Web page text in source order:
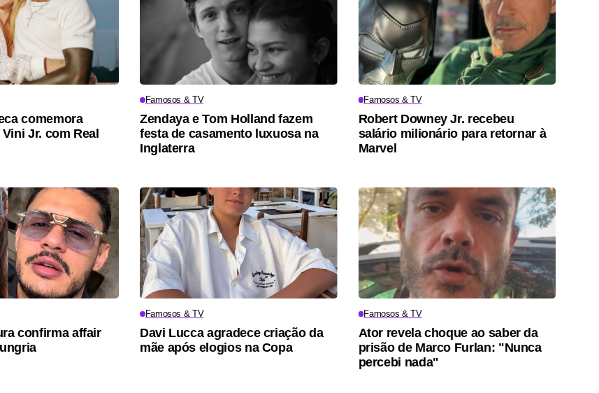
comemora
Jr. com Real
Famosos & TV
Zendaya e Tom Holland fazem
festa de casamento luxuosa na
Inglaterra
Famosos & TV
Robert Downey Jr. recebeu
salário milionário para retornar à
Marvel
confirma affair
Famosos & TV
Davi Lucca agradece criação da
mãe após elogios na Copa
Famosos & TV
Ator revela choque ao saber da
prisão de Marco Furlan: "Nunca
percebi nada"